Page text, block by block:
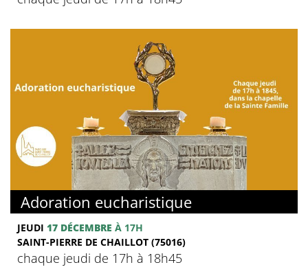
Adoration eucharistique
JEUDI 17 DÉCEMBRE À 17H
SAINT-PIERRE DE CHAILLOT (75016)
chaque jeudi de 17h à 18h45